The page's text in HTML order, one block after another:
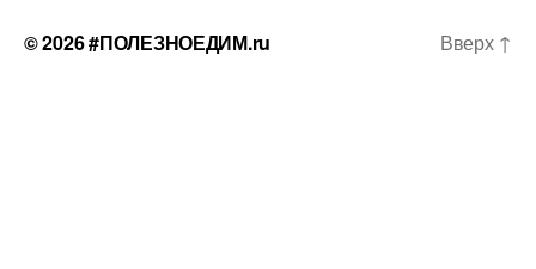
© 2026#ПОЛЕЗНОЕДИМ.ru Вверх ↑